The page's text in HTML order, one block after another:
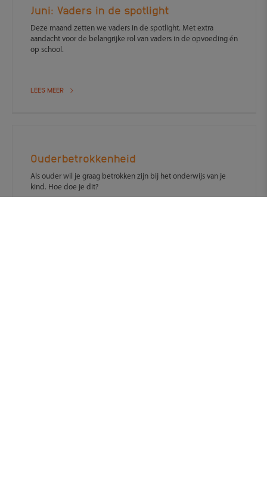
Juni: Vaders in de spotlight
Deze maand zetten we vaders in de spotlight. Met extra
aandacht voor de belangrijke rol van vaders in de opvoeding én
op school.
LEES MEER
Ouderbetrokkenheid
Als ouder wil je graag betrokken zijn bij het onderwijs van je
kind. Hoe doe je dit?